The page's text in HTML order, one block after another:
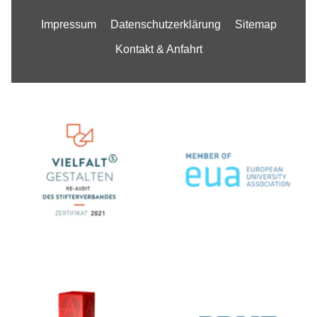
Impressum Datenschutzerklärung Sitemap
Kontakt & Anfahrt